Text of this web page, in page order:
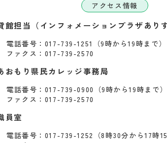
アクセス情報
館担当（インフォメーションプラザありす
電話番号：017-739-1251（9時から19時まで）
ファクス：017-739-2570
おもり県民カレッジ事務局
電話番号：017-739-0900（9時から19時まで）
ファクス：017-739-2570
員室
電話番号：017-739-1252（8時30分から17時15